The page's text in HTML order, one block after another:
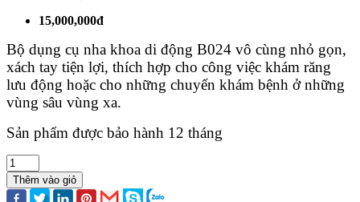
15,000,000đ
Bộ dụng cụ nha khoa di động B024 vô cùng nhỏ gọn,
xách tay tiện lợi, thích hợp cho công việc khám răng
lưu động hoặc cho những chuyến khám bệnh ở những
vùng sâu vùng xa.
Sản phẩm được bảo hành 12 tháng
Thêm vào giỏ